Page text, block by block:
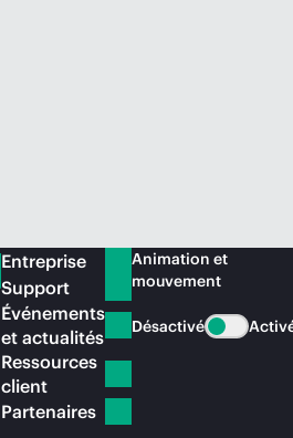
Entreprise
Support
Événements
et actualités
Ressources
client
Partenaires
Animation et
mouvement
Désactivé